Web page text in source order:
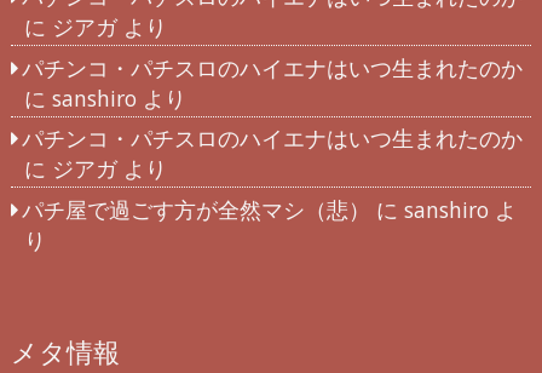
に ジアガより
パチンコ・パチスロのハイエナはいつ生まれたのか
に sanshiro より
パチンコ・パチスロのハイエナはいつ生まれたのか
に ジアガより
パチ屋で過ごす方が全然マシ（悲）
にsanshiro よ
り
メタ情報